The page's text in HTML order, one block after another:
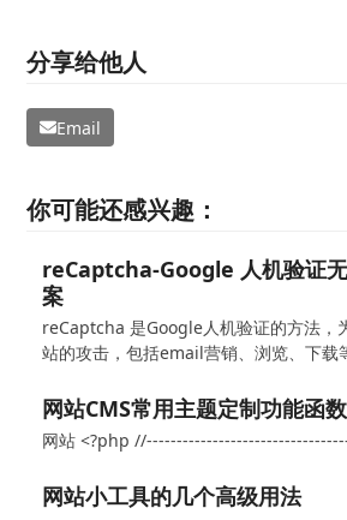
分享给他人
Email
你可能还感兴趣：
reCaptcha-Google 人机验证
案
reCaptcha 是Google人机验证的方法，
站的攻击，包括email营销、浏览、下载
网站CMS常用主题定制功能函数
网站 <?php
网站小工具的几个高级用法